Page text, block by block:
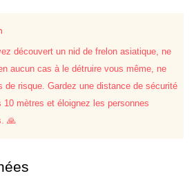
découvert un nid de frelon asiatique, ne
aucun cas à le détruire vous même, ne
de risque. Gardez une distance de sécurité
10 mètres et éloignez les personnes
🙏